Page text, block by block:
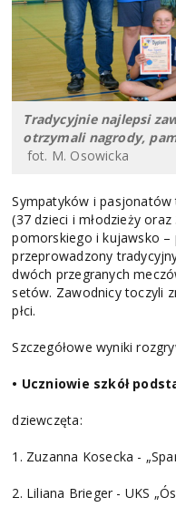
Tradycyjnie najlepsi
otrzymali nagrody,
fot. M. Osowicka
Sympatyków i
(37 dzieci i młodzieży
pomorskiego i kujawsko –
przeprowadzony
dwóch przegranych
setów. Zawodnicy toczyli
płci.
Szczegółowe wyniki
• Uczniowie szkół
dziewczęta:
1. Zuzanna Kosecka -
2. Liliana Brieger - UKS